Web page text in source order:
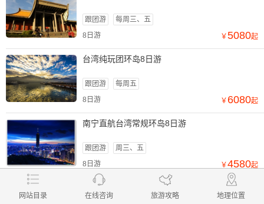
跟团游
每周三、五
8日游
￥5080起
台湾纯玩团环岛8日游
跟团游
每周五
8日游
￥ 6080起
南宁直航台湾常规环岛8日游
跟团游
周三、五
8日游
￥4580起
查看更多线路
网站目录 在线咨询 旅游攻略 地理位置
在线咨询